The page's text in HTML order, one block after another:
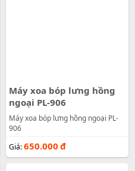
Máy xoa bóp lưng hồng
ngoại PL-906
Máy xoa bóp lưng hồng ngoại PL-
906
Giá:650.000 đ